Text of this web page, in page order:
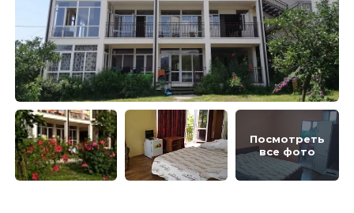
Посмотреть
все фото